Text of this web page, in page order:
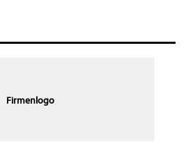
Firmenlogo